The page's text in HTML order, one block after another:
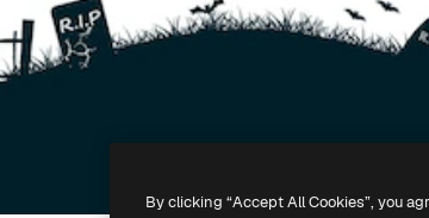
By clicking “Accept All Cookies”, you